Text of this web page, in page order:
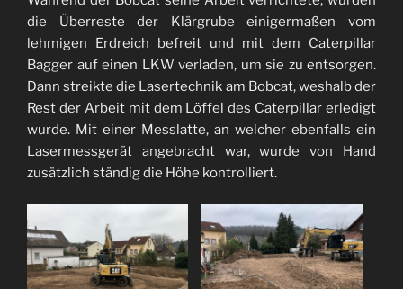
die Überreste der Klärgrube einigermaßen vom
lehmigen Erdreich befreit und mit dem Caterpillar
Bagger auf einen LKW verladen, um sie zu entsorgen.
Dann streikte die Lasertechnik am Bobcat, weshalb der
Rest der Arbeit mit dem Löffel des Caterpillar erledigt
wurde. Mit einer Messlatte, an welcher ebenfalls ein
Lasermessgerät angebracht war, wurde von Hand
zusätzlich ständig die Höhe kontrolliert.